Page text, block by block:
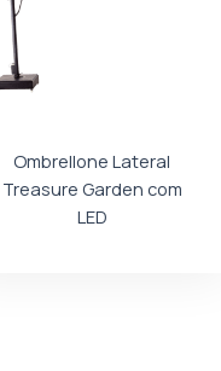
Ombrellone Lateral
Treasure Garden com
LED